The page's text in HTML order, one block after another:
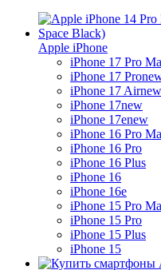
Apple iPhone
iPhone 17 Pro
iPhone 17 Pro
iPhone 17 Airnew
iPhone 17new
iPhone 17enew
iPhone 16 Pro
iPhone 16 Pro
iPhone 16 Plus
iPhone 16
iPhone 16e
iPhone 15 Pro
iPhone 15 Pro
iPhone 15 Plus
iPhone 15